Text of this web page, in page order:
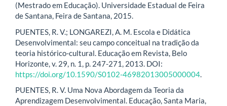
(Mestrado em Educação). Universidade Estadual de Feira
de Santana, Feira de Santana, 2015.
PUENTES, R. V.; LONGAREZI, A. M. Escola e Didática
Desenvolvimental: seu campo conceitual na tradição da
teoria histórico-cultural. Educação em Revista, Belo
Horizonte, v. 29, n. 1, p. 247-271, 2013. DOI:
https://doi.org/10.1590/S0102-46982013005000004
PUENTES, R. V. Uma Nova Abordagem da Teoria da
Aprendizagem Desenvolvimental. Educação, Santa Maria,